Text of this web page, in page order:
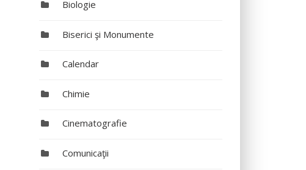
Biologie
Biserici şi Monumente
Calendar
Chimie
Cinematografie
Comunicaţii